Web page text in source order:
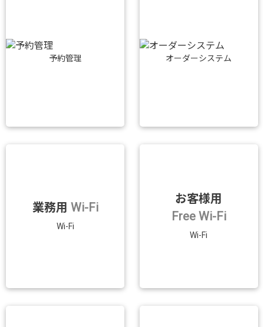
予約管理 オーダーシステム
業務用 Wi-Fi
Wi-Fi
お客様用
Free Wi-Fi
Wi-Fi